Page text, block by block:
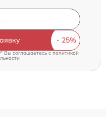
Вы соглашаетесь c политикой